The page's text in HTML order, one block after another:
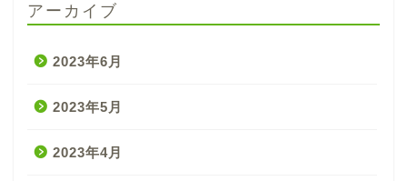
アーカイブ
2023年6月
2023年5月
2023年4月